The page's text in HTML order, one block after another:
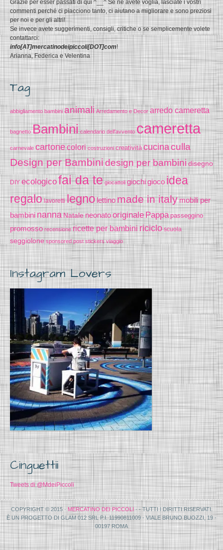
Grazie per esser passati di qui ^__^ Se ne avete voglia, lasciate i vostri
commenti perché ci piacciono tanto, ci aiutano a migliorare e sono preziosi
per noi e per gli altri!
Se invece avete suggerimenti, consigli, critiche o se semplicemente volete
contattarci:
info[AT]mercatinodeipiccoli[DOT]com!
Arianna, Federica e Velentina
Tag
abbigliamento bambini animali Arredamento e Decor arredo cameretta
bagnetto Bambini calendario dell'avvento cameretta
carnevale cartonecolori costruzioni creatività cucinaculla
Design per Bambinidesign per bambinidisegno
DIY ecologicofai da te giocattoli giochigioco idea
regalo lavoretti legno lettinomade in italymobili per
bambininannaNataleneonatooriginale Pappa passeggino
promosso recensione ricette per bambini riciclo scuola
seggiolone sponsored post stickers viaggio
Instagram Lovers
Cinguettii
Tweets di @MdeiPiccoli
COPYRIGHT © 2015 · MERCATINO DEI PICCOLI · - TUTTI I DIRITTI RISERVATI.
È UN PROGETTO DI GLAM 012 SRL P.I. 11990811009 - VIALE BRUNO BUOZZI, 19 -
00197 ROMA